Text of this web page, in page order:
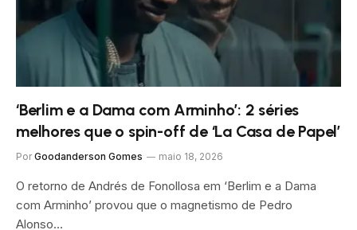
‘Berlim e a Dama com Arminho’: 2 séries
melhores que o spin-off de ‘La Casa de Papel’
Por Goodanderson Gomes maio 18, 2026
O retorno de Andrés de Fonollosa em ‘Berlim e a Dama
com Arminho’ provou que o magnetismo de Pedro
Alonso…